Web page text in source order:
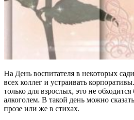
На День воспитателя в некоторых
всех коллег и устраивать
только для взрослых, это не обходится
алкоголем. В такой день можно
прозе или же в стихах.